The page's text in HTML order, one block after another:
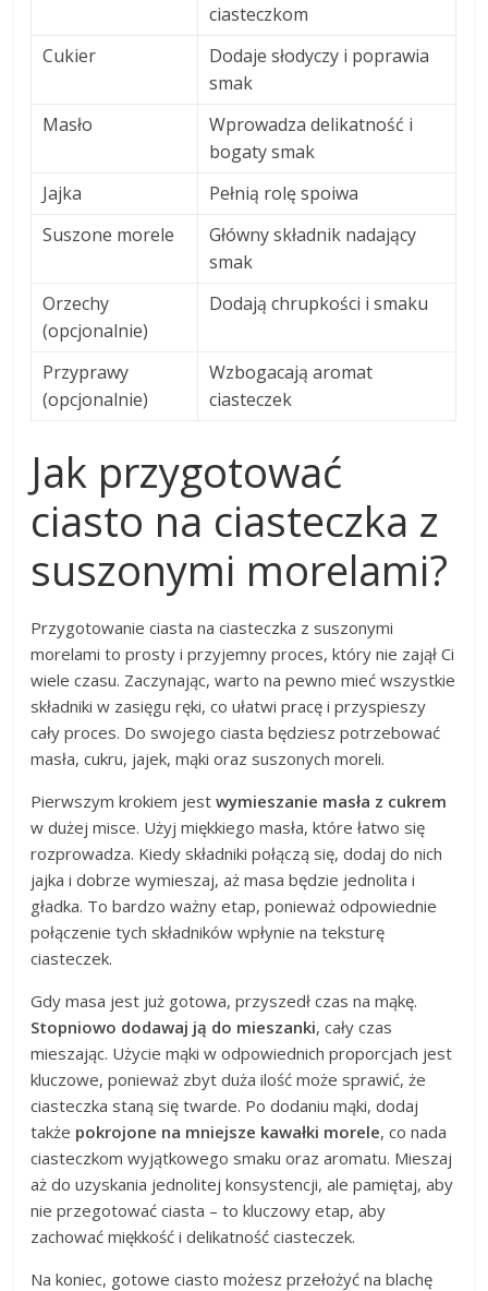
ciasteczkom
Cukier
Dodaje słodyczy i poprawia
smak
Masło
Wprowadza delikatność i
bogaty smak
Jajka
Pełnią rolę spoiwa
Suszone morele
Główny składnik nadający
smak
Orzechy
(opcjonalnie)
Dodają chrupkości i smaku
Przyprawy
(opcjonalnie)
Wzbogacają aromat
ciasteczek
Jak przygotować
ciasto na ciasteczka z
suszonymi morelami?
Przygotowanie ciasta na ciasteczka z suszonymi
morelami to prosty i przyjemny proces, który nie zajął Ci
wiele czasu. Zaczynając, warto na pewno mieć wszystkie
składniki w zasięgu ręki, co ułatwi pracę i przyspieszy
cały proces. Do swojego ciasta będziesz potrzebować
masła, cukru, jajek, mąki oraz suszonych moreli.
Pierwszym krokiem jestwymieszanie masła z cukrem
w dużej misce. Użyj miękkiego masła, które łatwo się
rozprowadza. Kiedy składniki połączą się, dodaj do nich
jajka i dobrze wymieszaj, aż masa będzie jednolita i
gładka. To bardzo ważny etap, ponieważ odpowiednie
połączenie tych składników wpłynie na teksturę
ciasteczek.
Gdy masa jest już gotowa, przyszedł czas na mąkę.
Stopniowo dodawaj ją do mieszanki, cały czas
mieszając. Użycie mąki w odpowiednich proporcjach jest
kluczowe, ponieważ zbyt duża ilość może sprawić, że
ciasteczka staną się twarde. Po dodaniu mąki, dodaj
także pokrojone na mniejsze kawałki morele, co nada
ciasteczkom wyjątkowego smaku oraz aromatu. Mieszaj
aż do uzyskania jednolitej konsystencji, ale pamiętaj, aby
nie przegotować ciasta – to kluczowy etap, aby
zachować miękkość i delikatność ciasteczek.
Na koniec, gotowe ciasto możesz przełożyć na blachę